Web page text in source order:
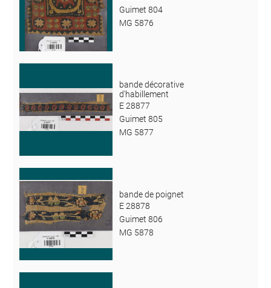
Guimet 804
MG 5876
bande décorative
d'habillement
E 28877
Guimet 805
MG 5877
bande de poignet
E 28878
Guimet 806
MG 5878